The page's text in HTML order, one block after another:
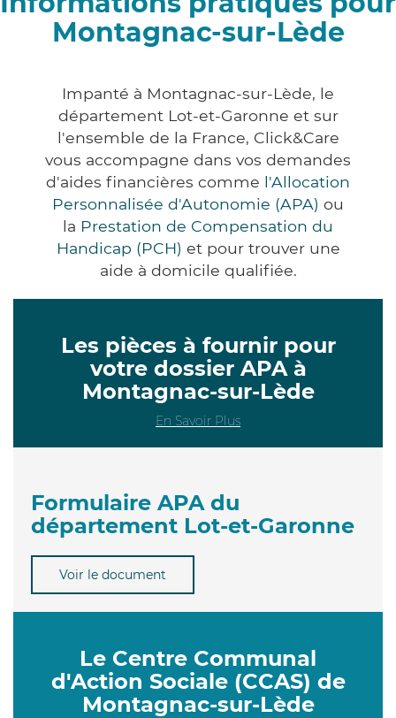
Montagnac-sur-Lède
Impanté à Montagnac-sur-Lède, le
département Lot-et-Garonne et sur
l'ensemble de la France, Click&Care
vous accompagne dans vos demandes
d'aides financières comme l'Allocation
Personnalisée d'Autonomie (APA) ou
la Prestation de Compensation du
Handicap (PCH) et pour trouver une
aide à domicile qualifiée.
Les pièces à fournir pour
votre dossier APA à
Montagnac-sur-Lède
En Savoir Plus
Formulaire APA du
département Lot-et-Garonne
Voir le document
Le Centre Communal
d'Action Sociale (CCAS) de
Montagnac-sur-Lède